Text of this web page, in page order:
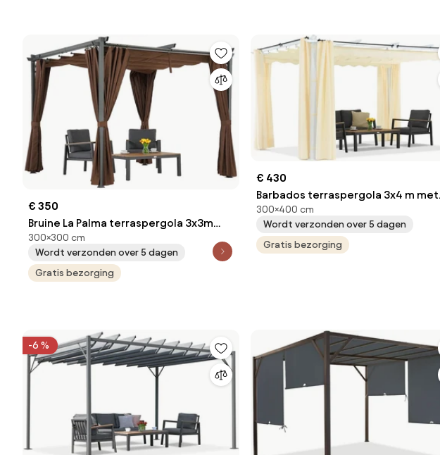
€ 350
Bruine La Palma terraspergola 3x3m
met Garden Point gordijnen
300×300 cm
Wordt verzonden over 5 dagen
Gratis bezorging
€ 430
Barbados terraspergola 3x4 m met
Garden Point gordijnen wit en beige
300×400 cm
Wordt verzonden over 5 dagen
Gratis bezorging
-6 %